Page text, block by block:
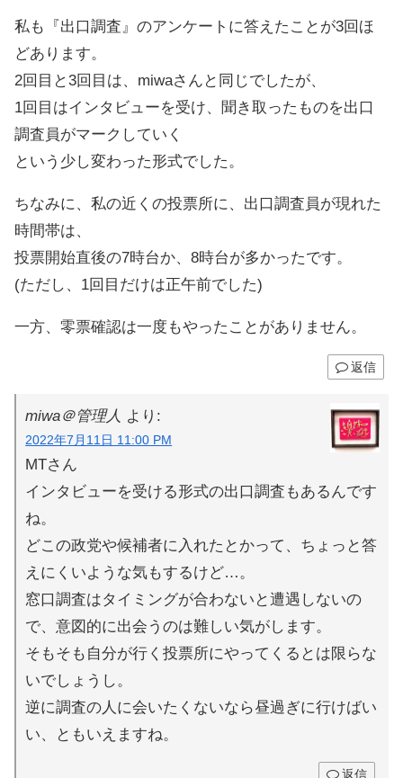
私も『出口調査』のアンケートに答えたことが3回ほ
どあります。
2回目と3回目は、miwaさんと同じでしたが、
1回目はインタビューを受け、聞き取ったものを出口
調査員がマークしていく
という少し変わった形式でした。
ちなみに、私の近くの投票所に、出口調査員が現れた
時間帯は、
投票開始直後の7時台か、8時台が多かったです。
(ただし、1回目だけは正午前でした)
一方、零票確認は一度もやったことがありません。
返信
miwa＠管理人 より:
2022年7月11日 11:00 PM
MTさん
インタビューを受ける形式の出口調査もあるんです
ね。
どこの政党や候補者に入れたとかって、ちょっと答
えにくいような気もするけど…。
窓口調査はタイミングが合わないと遭遇しないの
で、意図的に出会うのは難しい気がします。
そもそも自分が行く投票所にやってくるとは限らな
いでしょうし。
逆に調査の人に会いたくないなら昼過ぎに行けばい
い、ともいえますね。
返信